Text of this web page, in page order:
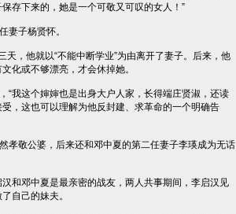
存下来的，她是一个可敬又可叹的女人！”
子杨贤怀。
，他就以“不能中断学业”为由离开了妻子。后来，他
化或不够漂亮，才会休掉她。
我这个婶婶也是出身大户人家，长得端庄贤淑，还读
，这也可以理解为他反封建、求革命的一个明确告
敬公婆，后来还和邓中夏的第二任妻子李瑛成为无话
邓中夏是最亲密的战友，两人共事期间，李启汉见
自己的妹夫。